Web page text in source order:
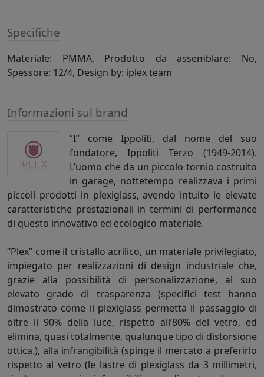
Specifiche
Materiale: PMMA, Prodotto da assemblare: No,
Spessore: 12/4, Design by: iplex team
Informazioni sul brand
“I” come Ippoliti, dal nome del suo
fondatore, Ippoliti Terzo (1949-2014).
L’uomo che da un piccolo tornio costruito
in garage, nottetempo realizzava i primi
piccoli prodotti in plexiglass, avendo intuito le elevate
caratteristiche prestazionali in termini di performance
di questo innovativo ed ecologico materiale.
“Plex” come il cristallo acrilico, un materiale privilegiato,
impiegato per realizzazioni di design industriale che,
grazie alla possibilità di personalizzazione, al suo
elevato grado di trasparenza (specifici test hanno
dimostrato come il plexiglass permetta il passaggio di
oltre il 90% della luce, rispetto all’80% del vetro, ed
elimina, quasi totalmente, qualunque tipo di distorsione
ottica.), alla infrangibilità (spinge il mercato a preferirlo
rispetto al vetro (le lastre di plexiglass da 3 millimetri,